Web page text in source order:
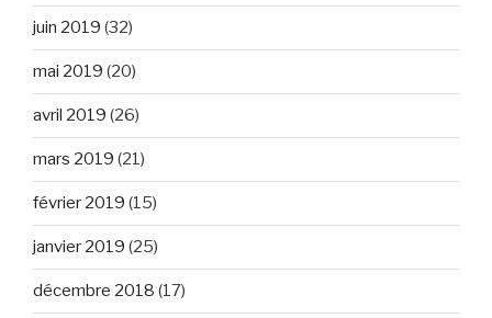
juin 2019 (32)
mai 2019 (20)
avril 2019 (26)
mars 2019 (21)
février 2019 (15)
janvier 2019 (25)
décembre 2018 (17)